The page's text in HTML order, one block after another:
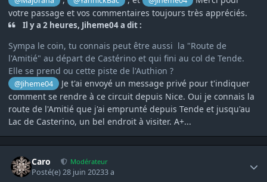
votre passage et vos commentaires toujours très appréciés.
Il y a 2 heures, Jiheme04 a dit :
Sympa le coin, tu connais peut être aussi la "Route de
l'Amitié" au départ de Castérino et qui fini au col de Tende.
Elle se prend ou cette piste de l'Authion ?
@Jiheme04
Je t'ai envoyé un message privé pour t'indiquer
comment se rendre à ce circuit depuis Nice. Oui je connais la
route de l'Amitié que j'ai emprunté depuis Tende et jusqu'au
Lac de Casterino, un bel endroit à visiter. A+...
Caro Modérateur
Posté(e)28 juin 20233 a